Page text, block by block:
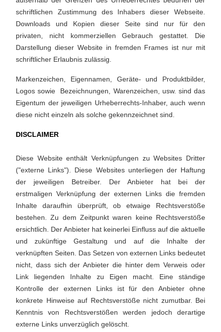
schriftlichen Zustimmung des Inhabers dieser Webseite.
Downloads und Kopien dieser Seite sind nur für den
privaten, nicht kommerziellen Gebrauch gestattet. Die
Darstellung dieser Website in fremden Frames ist nur mit
schriftlicher Erlaubnis zulässig.
Markenzeichen, Eigennamen, Geräte- und Produktbilder,
Logos sowie Bezeichnungen, Warenzeichen, usw. sind das
Eigentum der jeweiligen Urheberrechts-Inhaber, auch wenn
diese nicht einzeln als solche gekennzeichnet sind.
DISCLAIMER
Diese Website enthält Verknüpfungen zu Websites Dritter
("externe Links"). Diese Websites unterliegen der Haftung
der jeweiligen Betreiber. Der Anbieter hat bei der
erstmaligen Verknüpfung der externen Links die fremden
Inhalte daraufhin überprüft, ob etwaige Rechtsverstöße
bestehen. Zu dem Zeitpunkt waren keine Rechtsverstöße
ersichtlich. Der Anbieter hat keinerlei Einfluss auf die aktuelle
und zukünftige Gestaltung und auf die Inhalte der
verknüpften Seiten. Das Setzen von externen Links bedeutet
nicht, dass sich der Anbieter die hinter dem Verweis oder
Link liegenden Inhalte zu Eigen macht. Eine ständige
Kontrolle der externen Links ist für den Anbieter ohne
konkrete Hinweise auf Rechtsverstöße nicht zumutbar. Bei
Kenntnis von Rechtsverstößen werden jedoch derartige
externe Links unverzüglich gelöscht.